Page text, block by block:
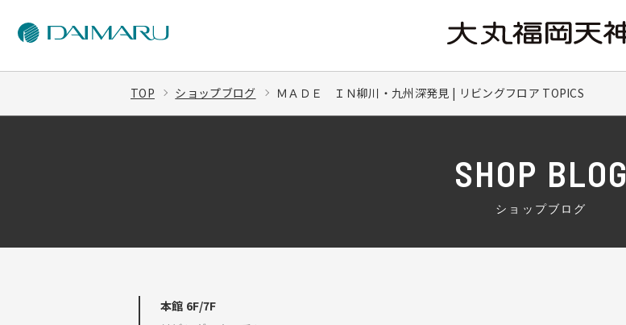
TOP ショップブログ ＭＡＤＥ ＩＮ柳川・九州深発見 | リビングフロア TOPICS
SHOP BLOG
ショップブログ
本館 6F/7F